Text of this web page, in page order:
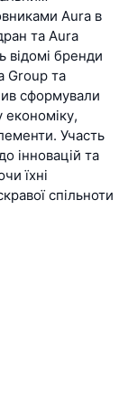
Aura в
та Aura
відомі бренди
Group та
сформували
економіку,
Участь
інновацій та
їхні
спільноти